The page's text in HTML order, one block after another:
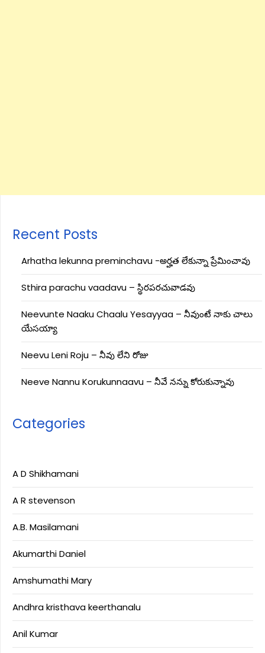
Recent Posts
Arhatha lekunna preminchavu -అర్హత లేకున్నా ప్రేమించావు
Sthira parachu vaadavu – స్థిరపరచువాడవు
Neevunte Naaku Chaalu Yesayyaa – నీవుంటే నాకు చాలు
యేసయ్యా
Neevu Leni Roju – నీవు లేని రోజు
Neeve Nannu Korukunnaavu – నీవే నన్ను కోరుకున్నావు
Categories
A D Shikhamani
A R stevenson
A.B. Masilamani
Akumarthi Daniel
Amshumathi Mary
Andhra kristhava keerthanalu
Anil Kumar